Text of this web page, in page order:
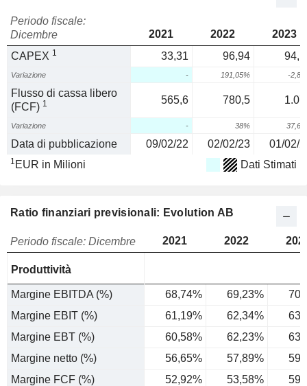
Periodo fiscale:
Dicembre
2021 2022
2023
CAPEX 1 33,31 96,94
Variazione - 191,05% -
Flusso di cassa libero
(FCF) 1 565,6 780,5
Variazione - 38%
Data di pubblicazione 09/02/22 02/02/23 01/02/
1 EUR in Milioni Dati Stimati
Ratio finanziari previsionali: Evolution AB
Periodo fiscale: Dicembre 2021 2022
Produttività
Margine EBITDA (%) 68,74% 69,23%
Margine EBIT (%)
61,19% 62,34%
Margine EBT (%)
60,58% 62,23%
Margine netto (%)
56,65% 57,89%
Margine FCF (%)
52,92% 53,58%